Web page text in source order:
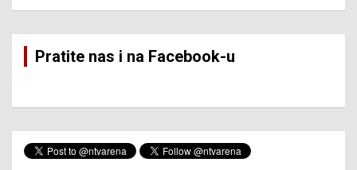
Pratite nas i na Facebook-u